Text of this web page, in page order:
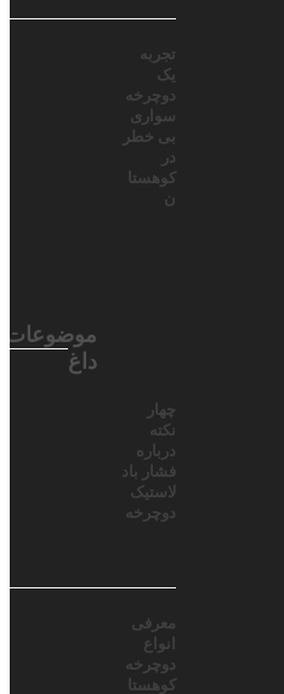
تجربه
یک
دوچرخه
سواری
بی خطر
در
کوهستا
ن
موضوعات
داغ
چهار
نکته
درباره
فشار باد
لاستیک
دوچرخه
معرفی
انواع
دوچرخه
کوهستا